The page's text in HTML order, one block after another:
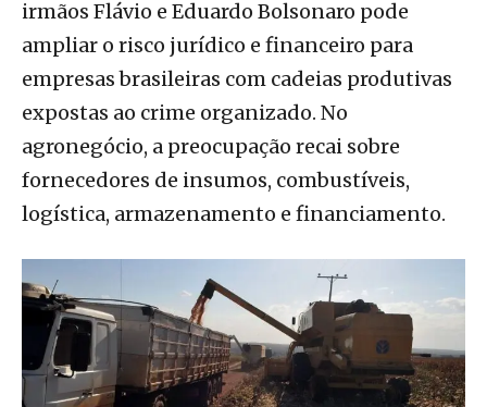
irmãos Flávio e Eduardo Bolsonaro pode
ampliar o risco jurídico e financeiro para
empresas brasileiras com cadeias produtivas
expostas ao crime organizado. No
agronegócio, a preocupação recai sobre
fornecedores de insumos, combustíveis,
logística, armazenamento e financiamento.